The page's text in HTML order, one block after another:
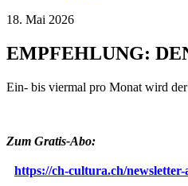
18. Mai 2026
EMPFEHLUNG:
Ein- bis viermal pro Monat wird der
Zum Gratis-Abo:
https://ch-cultura.ch/